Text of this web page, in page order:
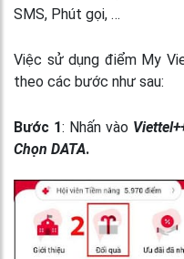
SMS, Phút gọi, …
Việc sử dụng điểm My
theo các bước như sau:
Bước 1: Nhấn vào
Chọn DATA.